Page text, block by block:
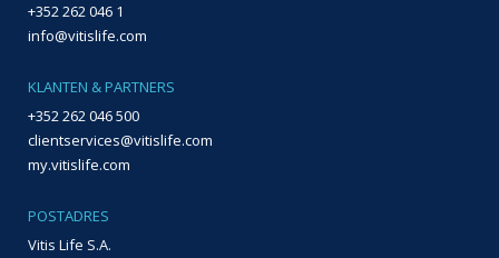
+352 262 046 1
info@vitislife.com
KLANTEN & PARTNERS
+352 262 046 500
clientservices@vitislife.com
my.vitislife.com
POSTADRES
Vitis Life S.A.